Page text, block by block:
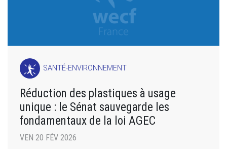
SANTÉ-ENVIRONNEMENT
Réduction des plastiques à usage
unique : le Sénat sauvegarde les
fondamentaux de la loi AGEC
VEN 20 FÉV 2026